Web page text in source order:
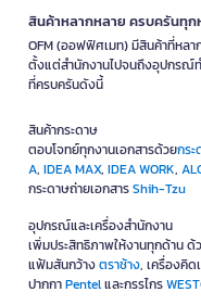
สินค้าหลากหลาย ครบครันทุ
OFM (ออฟฟิศเมท) มีสินค้าที่หล
ตั้งแต่สำนักงานไปจนถึงอุปกรณ์
ที่ครบครันดังนี้
สินค้ากระดาษ
ตอบโจทย์ทุกงานเอกสารด้วยกร
A, IDEA MAX, IDEA WORK,
กระดาษถ่ายเอกสารShih-Tzu
อุปกรณ์และเครื่องสำนักงาน
เพิ่มประสิทธิภาพให้งานทุกด้าน ด้
แฟ้มสันกว้างตราช้าง, เครื่องคิด
ปากกาPentelและกรรไกร